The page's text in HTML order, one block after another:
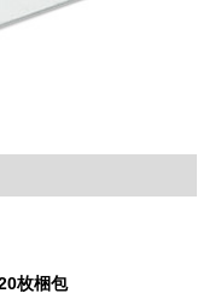
枚梱包